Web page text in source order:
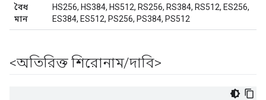
বৈধ
মান
HS256, HS384, HS512, RS256, RS384, RS512, ES256,
ES384, ES512, PS256, PS384, PS512
<অতিরিক্ত শিরোনাম/দাবি>